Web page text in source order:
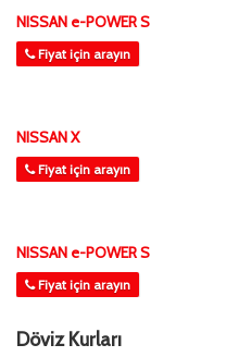
NISSAN e-POWER S
Fiyat için arayın
NISSAN X
Fiyat için arayın
NISSAN e-POWER S
Fiyat için arayın
Döviz Kurları